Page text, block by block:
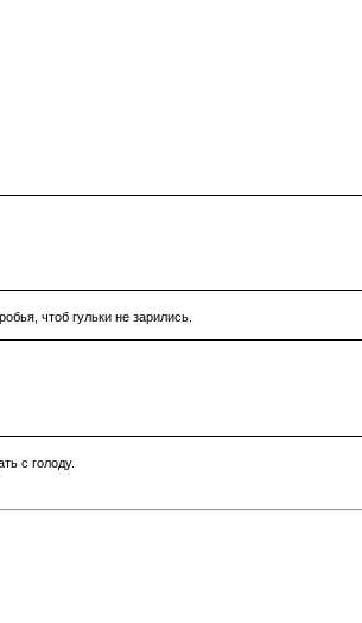
чтоб гульки не зарились.
с голоду.